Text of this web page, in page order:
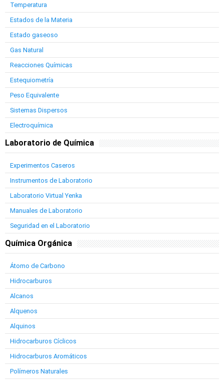
Temperatura
Estados de la Materia
Estado gaseoso
Gas Natural
Reacciones Químicas
Estequiometría
Peso Equivalente
Sistemas Dispersos
Electroquímica
Laboratorio de Química
Experimentos Caseros
Instrumentos de Laboratorio
Laboratorio Virtual Yenka
Manuales de Laboratorio
Seguridad en el Laboratorio
Química Orgánica
Átomo de Carbono
Hidrocarburos
Alcanos
Alquenos
Alquinos
Hidrocarburos Cíclicos
Hidrocarburos Aromáticos
Polímeros Naturales